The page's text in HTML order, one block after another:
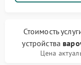
Стоимость
устройства
Цена